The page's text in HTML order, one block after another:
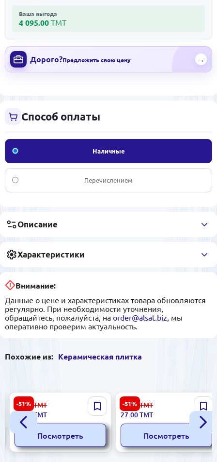
Ваша выгода
4 095.00 ТМТ
Дорого?Предложить свою цену →
Способ оплаты
Наличные
Перечислением
Описание
Характеристики
Внимание:
Данные о цене и характеристиках товара обновляются
регулярно. При необходимости уточнения,
обращайтесь, пожалуйста, на order@alsat.biz , мы
оперативно проверим актуальность.
Похожие из: Керамическая плитка
-51%
Stella 5900499041179 |
Керамическая плитка
25x50 см глазурованная
беж Krople A
56.00 ТМТ
27.00
ТМТ
Посмотреть
-51%
Ibiza 5900499055596 |
Керамическая плитка
20x40 см BiancoMIX Marrone
56.00 ТМТ
27.00ТМТ
Посмотреть